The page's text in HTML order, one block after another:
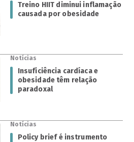
Treino HIIT diminui inflamação
causada por obesidade
Notícias
Insuficiência cardíaca e
obesidade têm relação
paradoxal
Notícias
Policy brief é instrumento